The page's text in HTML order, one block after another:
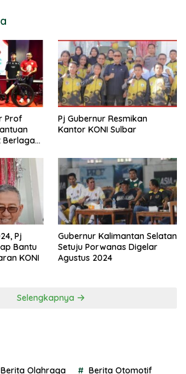
Prof
Berlaga
Pj Gubernur Resmikan
Kantor KONI Sulbar
Pj
Bantu
KONI
Gubernur Kalimantan Selatan
Setuju Porwanas Digelar
Agustus 2024
Selengkapnya
Berita Olahraga Berita Otomotif